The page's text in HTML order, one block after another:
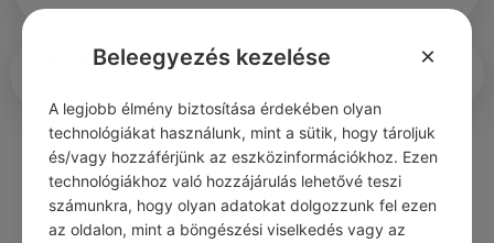
0 283
Nincs még hozzászólás.
Beleegyezés kezelése ×
A legjobb élmény biztosítása érdekében olyan
technológiákat használunk, mint a sütik, hogy tároljuk
és/vagy hozzáférjünk az eszközinformációkhoz. Ezen
technológiákhoz való hozzájárulás lehetővé teszi
számunkra, hogy olyan adatokat dolgozzunk fel ezen
az oldalon, mint a böngészési viselkedés vagy az